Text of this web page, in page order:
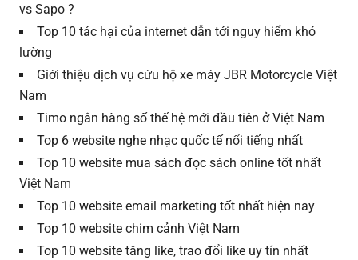
vs Sapo ?
Top 10 tác hại của internet dẫn tới nguy hiểm khó
lường
Giới thiệu dịch vụ cứu hộ xe máy JBR Motorcycle Việt
Nam
Timo ngân hàng số thế hệ mới đầu tiên ở Việt Nam
Top 6 website nghe nhạc quốc tế nổi tiếng nhất
Top 10 website mua sách đọc sách online tốt nhất
Việt Nam
Top 10 website email marketing tốt nhất hiện nay
Top 10 website chim cảnh Việt Nam
Top 10 website tăng like, trao đổi like uy tín nhất